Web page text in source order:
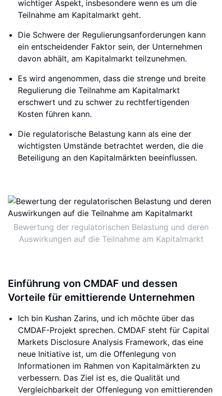
wichtiger Aspekt, insbesondere wenn es um die
Teilnahme am Kapitalmarkt geht.
Die Schwere der Regulierungsanforderungen kann
ein entscheidender Faktor sein, der Unternehmen
davon abhält, am Kapitalmarkt teilzunehmen.
Es wird angenommen, dass die strenge und breite
Regulierung die Teilnahme am Kapitalmarkt
erschwert und zu schwer zu rechtfertigenden
Kosten führen kann.
Die regulatorische Belastung kann als eine der
wichtigsten Umstände betrachtet werden, die die
Beteiligung an den Kapitalmärkten beeinflussen.
Bewertung der regulatorischen Belastung und deren
Auswirkungen auf die Teilnahme am Kapitalmarkt
Einführung von CMDAF und dessen
Vorteile für emittierende Unternehmen
Ich bin Kushan Zarins, und ich möchte über das
CMDAF-Projekt sprechen. CMDAF steht für Capital
Markets Disclosure Analysis Framework, das eine
neue Initiative ist, um die Offenlegung von
Informationen im Rahmen von Kapitalmärkten zu
verbessern. Das Ziel ist es, die Qualität und
Vergleichbarkeit der Offenlegung von emittierenden